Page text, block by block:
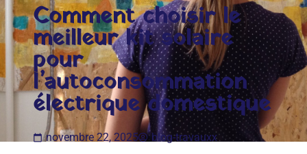
Comment choisir le
meilleur kit solaire
pour
l’autoconsommation
électrique domestique
novembre 22, 2025 blog-travauxx